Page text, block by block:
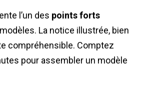
l’un des points forts
La notice illustrée, bien
compréhensible. Comptez
pour assembler un modèle